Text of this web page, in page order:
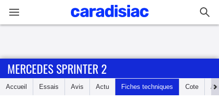
Accueil
MERCEDES SPRINTER 2
Accueil Essais Avis Actu Fiches techniques Cote